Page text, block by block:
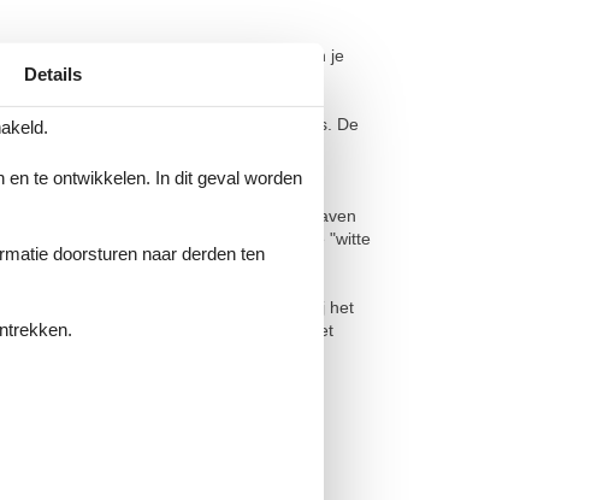
vier personen. Vanaf het terras kun je
op het terras.
heeft directe toegang tot het terras. De
met een sportboot of zeilboot. De jachthaven
hebt gehuurd. De aanlegsteiger van de "witte
en beachvolleybal of ontspannen bij het
afstand. Een bushalte voor de bus van het
Details
te ontwikkelen. In dit geval worden
doorsturen naar derden ten